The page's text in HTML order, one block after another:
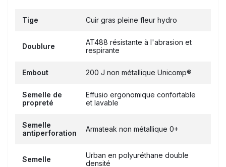
Tige Cuir gras pleine fleur hydro
Doublure
AT488 résistante à l'abrasion et
respirante
Embout 200 J non métallique Unicomp®
Semelle de
propreté
Effusio ergonomique confortable
et lavable
Semelle
antiperforation
Armateak non métallique 0+
Semelle
Urban en polyuréthane double
densité